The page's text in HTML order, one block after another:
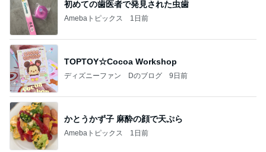
初めての歯医者で発見された虫歯
Amebaトピックス 1日前
TOPTOY☆Cocoa Workshop
ディズニーファン Dのブログ 9日前
かとうかず子 麻酔の顔で天ぷら
Amebaトピックス 1日前